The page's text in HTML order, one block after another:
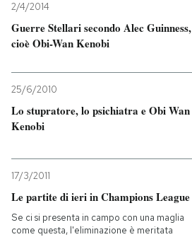
CALENDARIO
AREA PERSONALE
2/4/2014
Guerre Stellari secondo Alec Guinness,
cioè Obi-Wan Kenobi
25/6/2010
Lo stupratore, lo psichiatra e Obi Wan
Kenobi
17/3/2011
Le partite di ieri in Champions League
Se ci si presenta in campo con una maglia
come questa, l'eliminazione è meritata